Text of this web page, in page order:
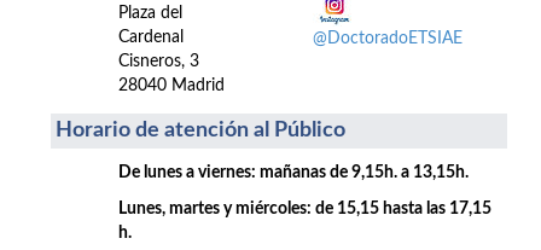
Plaza del
Cardenal
Cisneros, 3
28040 Madrid
@DoctoradoETSIAE
Horario de atención al Público
De lunes a viernes: mañanas de 9,15h. a 13,15h.
Lunes, martes y miércoles: de 15,15 hasta las 17,15
h.